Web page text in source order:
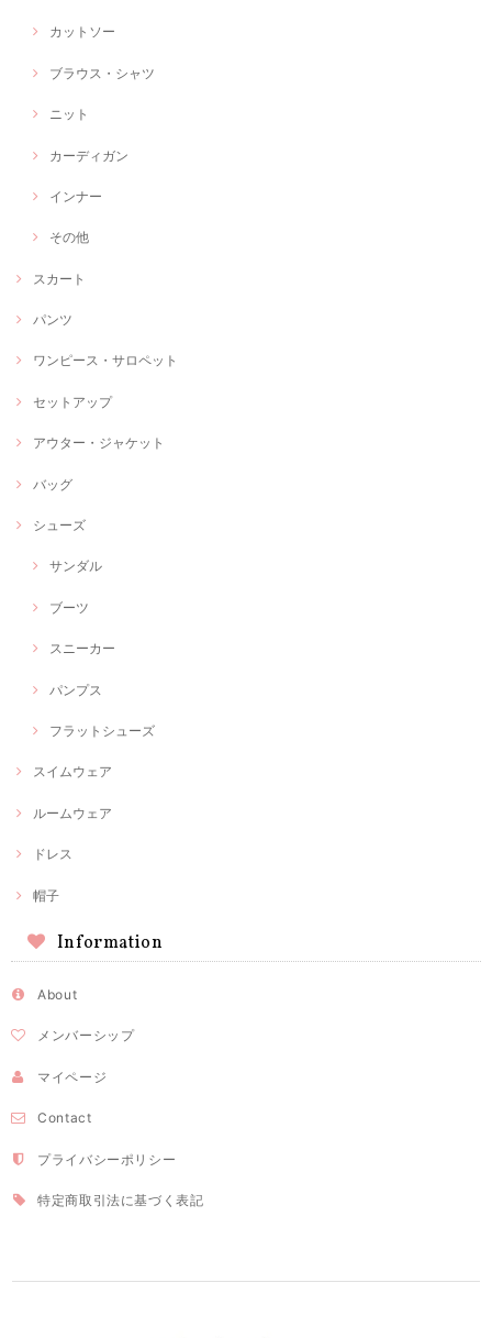
カットソー
ブラウス・シャツ
ニット
カーディガン
インナー
その他
スカート
パンツ
ワンピース・サロペット
セットアップ
アウター・ジャケット
バッグ
シューズ
サンダル
ブーツ
スニーカー
パンプス
フラットシューズ
スイムウェア
ルームウェア
ドレス
帽子
Information
About
メンバーシップ
マイページ
Contact
プライバシーポリシー
特定商取引法に基づく表記